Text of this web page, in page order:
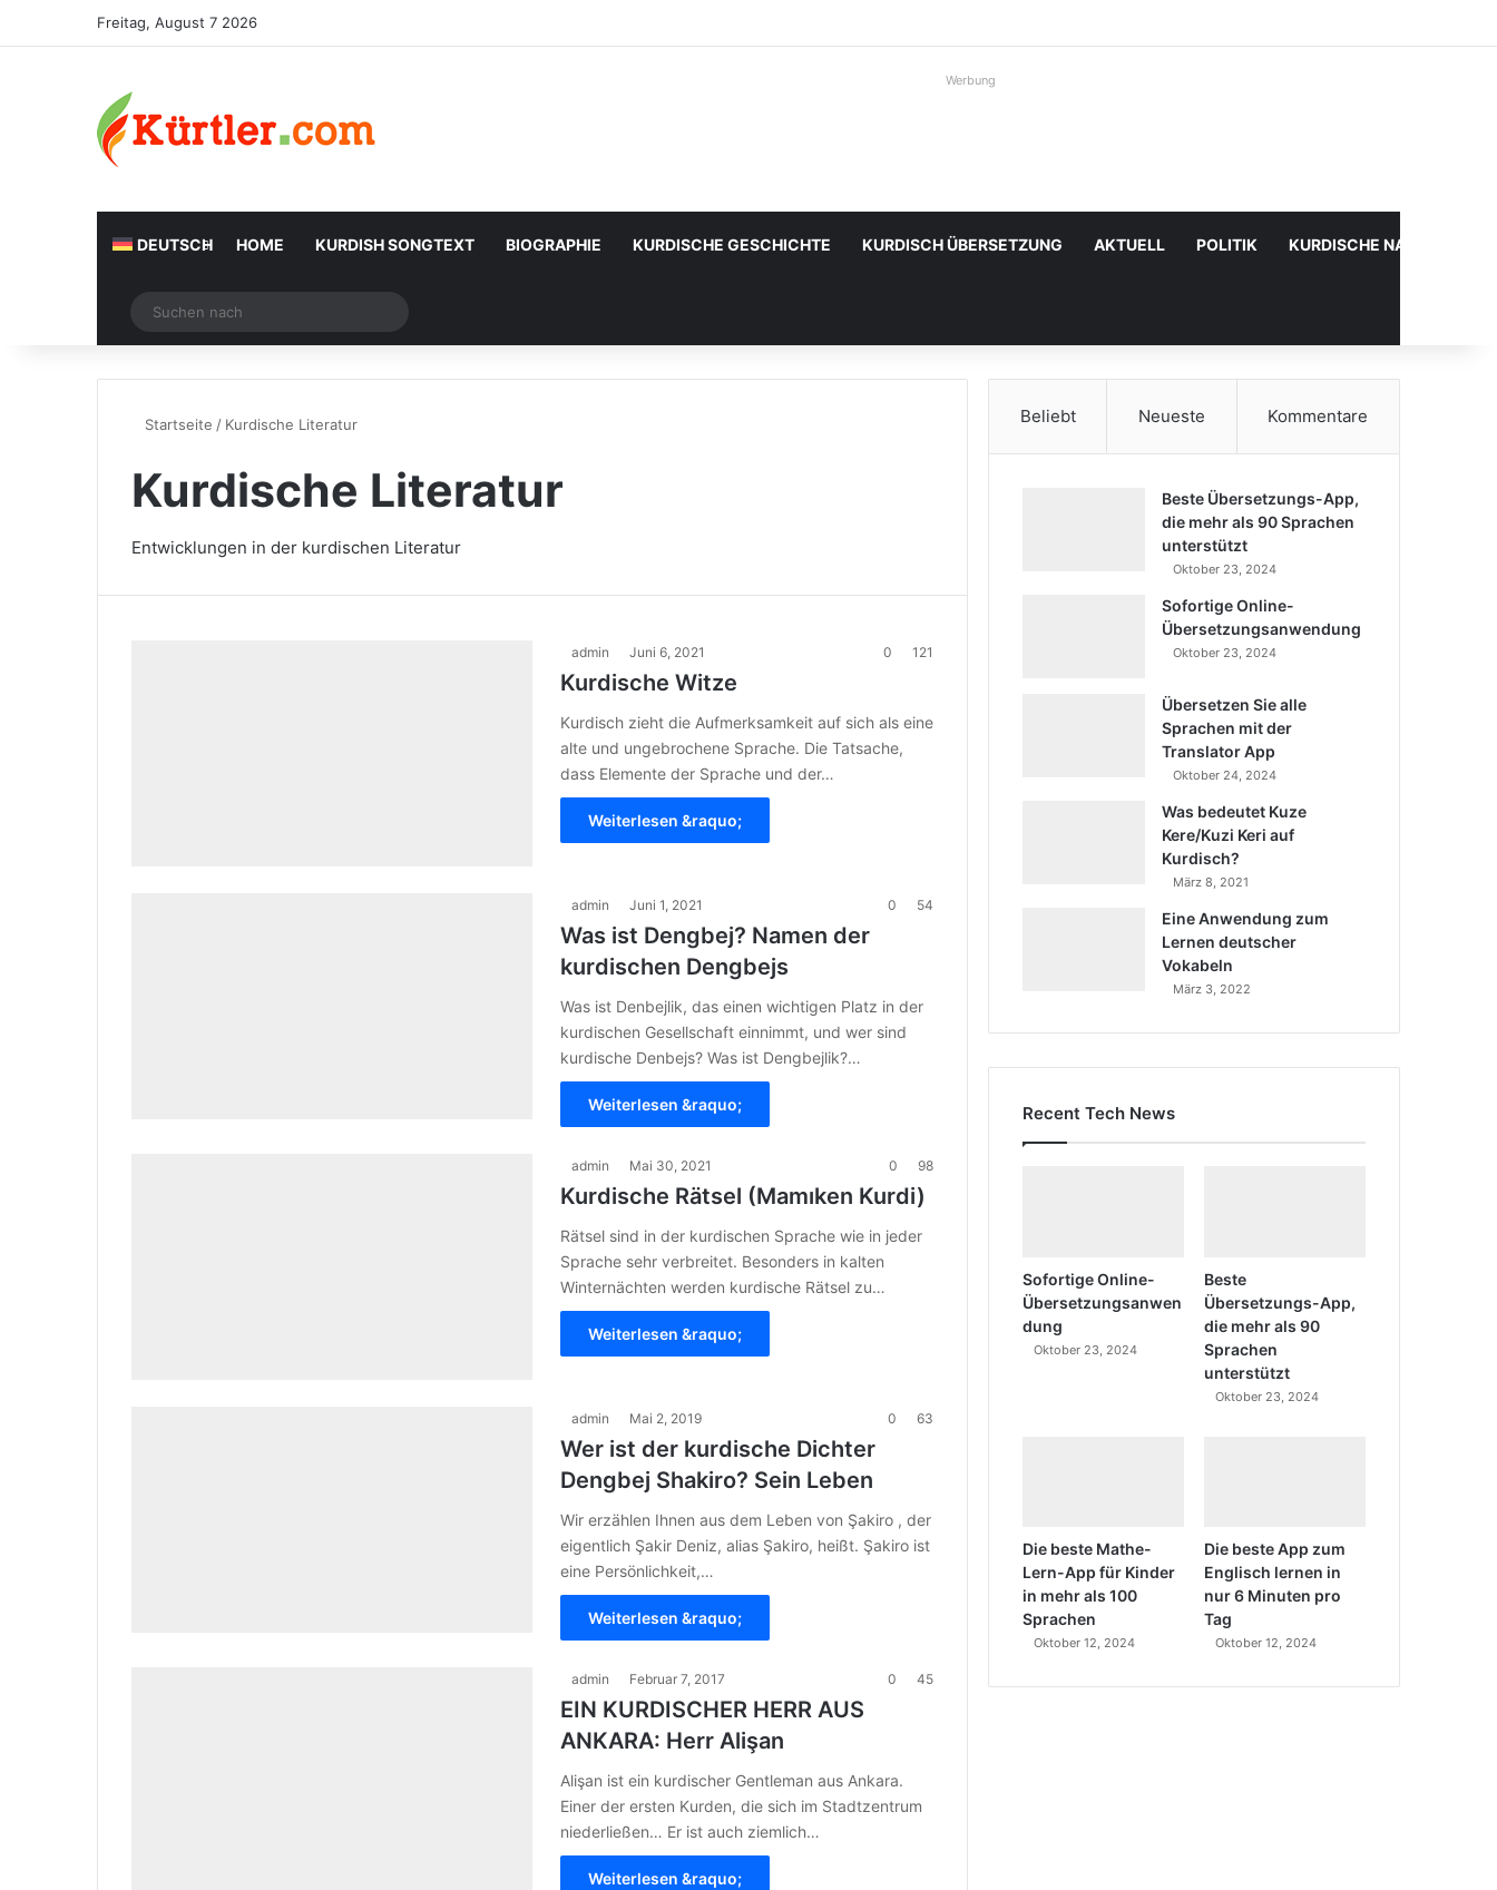
Freitag, August 7 2026
Werbung
DEUTSCH HOME KURDISH SONGTEXT BIOGRAPHIE KURDISCHE GESCHICHTE KURDISCH ÜBERSETZUNG AKTUELL POLITIK KURDISCHE
Zufälliger Artikel
nach
Startseite / Kurdische Literatur
Kurdische Literatur
Entwicklungen in der kurdischen Literatur
admin Juni 6, 2021 0 121
Kurdische Witze
Kurdisch zieht die Aufmerksamkeit auf sich als eine
alte und ungebrochene Sprache. Die Tatsache,
dass Elemente der Sprache und der…
Weiterlesen &raquo;
admin Juni 1, 2021 0 54
Was ist Dengbej? Namen der
kurdischen Dengbejs
Was ist Denbejlik, das einen wichtigen Platz in der
kurdischen Gesellschaft einnimmt, und wer sind
kurdische Denbejs? Was ist Dengbejlik?…
Weiterlesen &raquo;
admin Mai 30, 2021 0 98
Kurdische Rätsel (Mamıken Kurdi)
Rätsel sind in der kurdischen Sprache wie in jeder
Sprache sehr verbreitet. Besonders in kalten
Winternächten werden kurdische Rätsel zu…
Weiterlesen &raquo;
admin Mai 2, 2019 0 63
Wer ist der kurdische Dichter
Dengbej Shakiro? Sein Leben
Wir erzählen Ihnen aus dem Leben von Şakiro , der
eigentlich Şakir Deniz, alias Şakiro, heißt. Şakiro ist
eine Persönlichkeit,…
Weiterlesen &raquo;
admin Februar 7, 2017 0 45
EIN KURDISCHER HERR AUS
ANKARA: Herr Alişan
Alişan ist ein kurdischer Gentleman aus Ankara.
Einer der ersten Kurden, die sich im Stadtzentrum
niederließen… Er ist auch ziemlich…
Weiterlesen &raquo;
Beliebt Neueste Kommentare
Beste Übersetzungs-App,
die mehr als 90 Sprachen
unterstützt
Oktober 23, 2024
Sofortige Online-
Übersetzungsanwendung
Oktober 23, 2024
Übersetzen Sie alle
Sprachen mit der
Translator App
Oktober 24, 2024
Was bedeutet Kuze
Kere/Kuzi Keri auf
Kurdisch?
März 8, 2021
Eine Anwendung zum
Lernen deutscher
Vokabeln
März 3, 2022
Recent Tech News
Sofortige Online-
Übersetzungsanwen
dung
Oktober 23, 2024
Beste
Übersetzungs-App,
die mehr als 90
Sprachen
unterstützt
Oktober 23, 2024
Die beste Mathe-
Lern-App für Kinder
in mehr als 100
Sprachen
Oktober 12, 2024
Die beste App zum
Englisch lernen in
nur 6 Minuten pro
Tag
Oktober 12, 2024